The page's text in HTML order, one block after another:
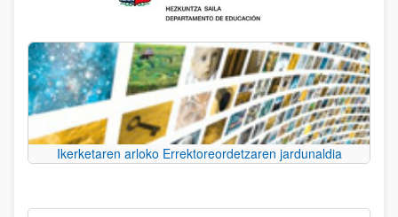
Ikerketaren arloko Errektoreordetzaren jardunaldia